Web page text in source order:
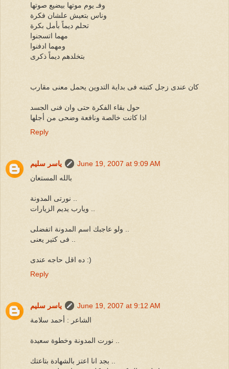
وفـ يوم موتها بيضيع صوتها
وناس بتعيش علشان فكرة
تحلم ديماً بأمل بكرة
مهما اتسجنوا
ومهما ادفنوا
بتخلدهم ديماً ذكرى
كان عندى زجل كتبته فى بداية التدوين يحمل معنى مقارب
حول بقاء الفكرة حتى وان فنى الجسد
اذا كانت خالصة ونافعة وضحى من أجلها
Reply
ياسر سليم
June 19, 2007 at 9:09 AM
بالله المستعان
نورتى المدونة ..
ويارب يديم الزيارات ..
ولو عاجبك اسم المدونة اتفضلى ..
فى كتير يعنى ..
ده اقل حاجه عندى :)
Reply
ياسر سليم
June 19, 2007 at 9:12 AM
الشاعر : أحمد سلامة
نورت المدونة وخطوة سعيدة ..
بجد انا اعتز بالشهادة بتاعتك ..